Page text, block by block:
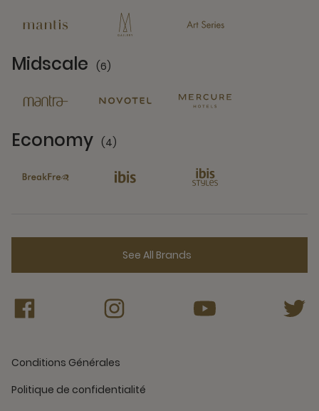
Midscale (6)
Economy (4)
See All Brands
Conditions Générales
Politique de confidentialité